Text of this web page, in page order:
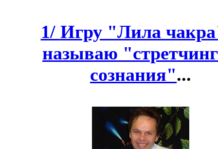
1/ Игру "Лила
называю
сознания"...